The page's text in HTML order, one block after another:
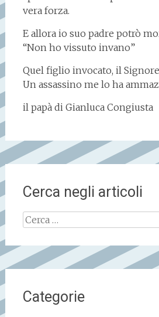
vera forza.
E allora io suo padre potrò
“Non ho vissuto invano”
Quel figlio invocato, il
Un assassino me lo ha
il papà di Gianluca Congiusta
Cerca negli articoli
Ricerca
Categorie